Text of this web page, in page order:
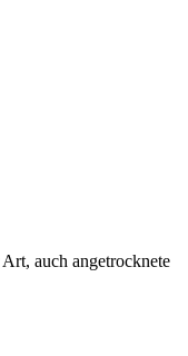
auch angetrocknete